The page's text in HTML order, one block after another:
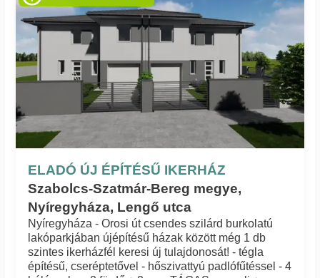
ELADÓ ÚJ ÉPÍTÉSŰ IKERHÁZ
Szabolcs-Szatmár-Bereg megye,
Nyíregyháza, Lengő utca
Nyíregyháza - Orosi út csendes szilárd burkolatú
lakóparkjában újépítésű házak között még 1 db
szintes ikerházfél keresi új tulajdonosát! - tégla
építésű, cseréptetővel - hőszivattyú padlófűtéssel - 4